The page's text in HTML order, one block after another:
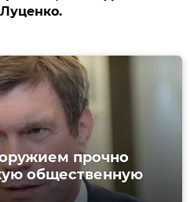
прочно
общественную